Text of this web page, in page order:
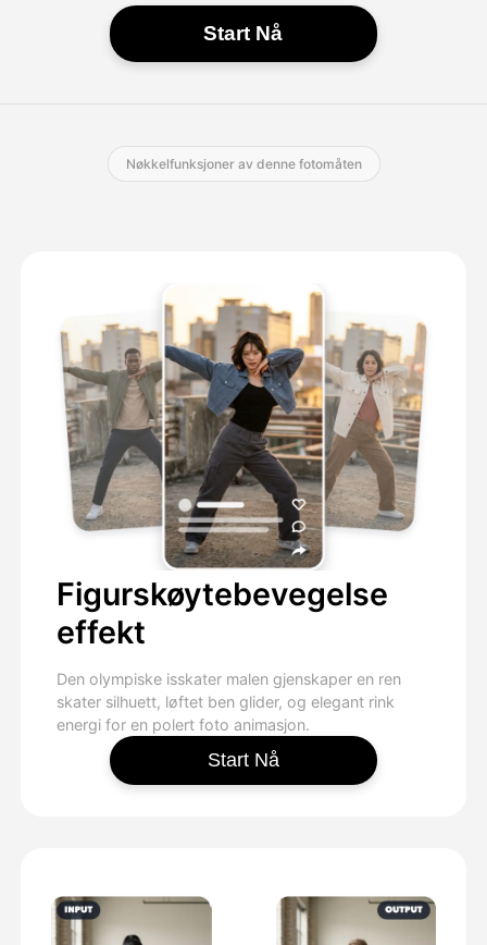
Start Nå
Nøkkelfunksjoner av denne fotomåten
Figurskøytebevegelse
effekt
Den olympiske isskater malen gjenskaper en ren
skater silhuett, løftet ben glider, og elegant rink
energi for en polert foto animasjon.
Start Nå